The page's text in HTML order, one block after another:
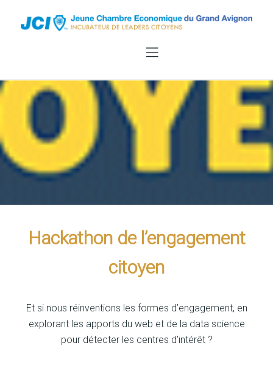
Hackathon de l’engagement
citoyen
Et si nous réinventions les formes d’engagement, en
explorant les apports du web et de la data science
pour détecter les centres d’intérêt ?